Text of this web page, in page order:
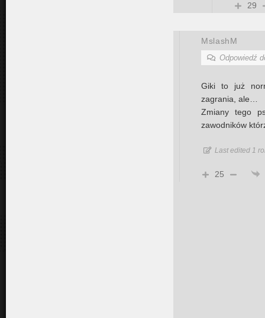
29
MslashM
Odpowiedź
Giki to już
zagrania, ale…
Zmiany tego
zawodników
Last edited 1
25